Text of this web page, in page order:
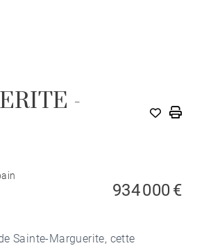
-
934 000 €
Sainte-Marguerite, cette